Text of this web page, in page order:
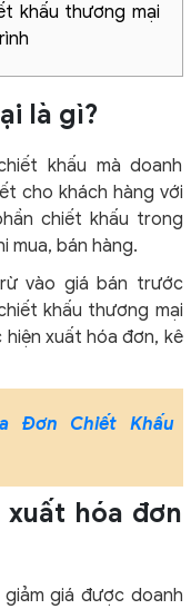
khấu thương mại
là gì?
khấu mà doanh
cho khách hàng với
chiết khấu trong
mua, bán hàng.
vào giá bán trước
khấu thương mại
xuất hóa đơn, kê
Đơn Chiết Khấu
hóa đơn
giá được doanh